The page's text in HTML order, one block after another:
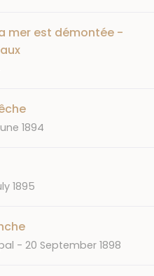
mer est démontée -
1894
1895
DATE
20 September 1898